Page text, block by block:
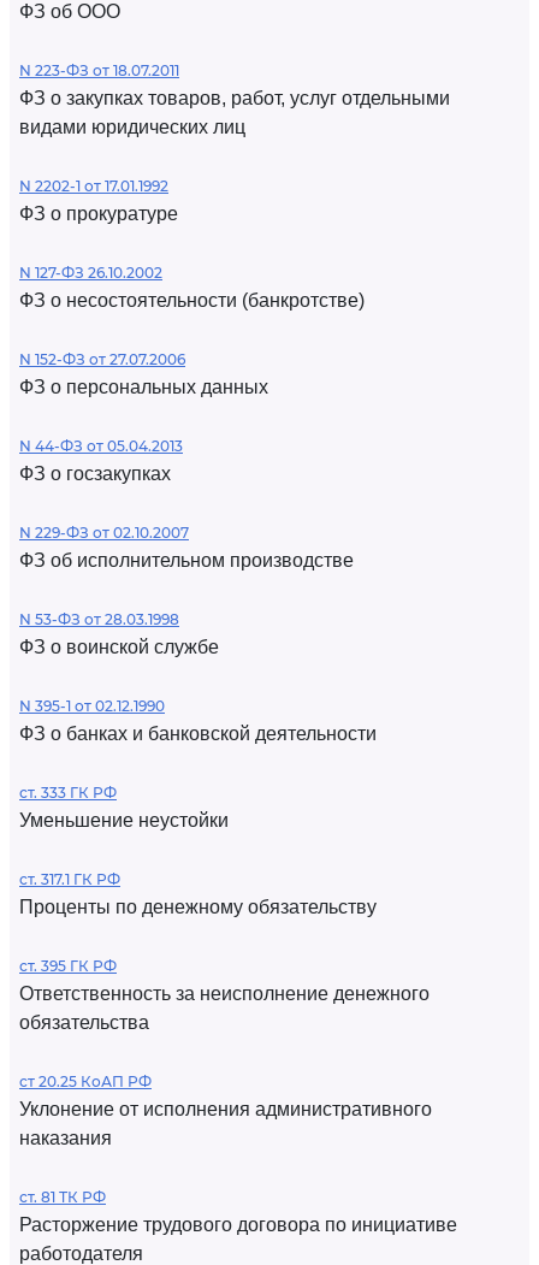
ФЗ об ООО
N 223-ФЗ от 18.07.2011
ФЗ о закупках товаров, работ, услуг отдельными
видами юридических лиц
N 2202-1 от 17.01.1992
ФЗ о прокуратуре
N 127-ФЗ 26.10.2002
ФЗ о несостоятельности (банкротстве)
N 152-ФЗ от 27.07.2006
ФЗ о персональных данных
N 44-ФЗ от 05.04.2013
ФЗ о госзакупках
N 229-ФЗ от 02.10.2007
ФЗ об исполнительном производстве
N 53-ФЗ от 28.03.1998
ФЗ о воинской службе
N 395-1 от 02.12.1990
ФЗ о банках и банковской деятельности
ст. 333 ГК РФ
Уменьшение неустойки
ст. 317.1 ГК РФ
Проценты по денежному обязательству
ст. 395 ГК РФ
Ответственность за неисполнение денежного
обязательства
ст 20.25 КоАП РФ
Уклонение от исполнения административного
наказания
ст. 81 ТК РФ
Расторжение трудового договора по инициативе
работодателя